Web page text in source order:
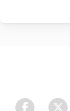
Facebook Twitter